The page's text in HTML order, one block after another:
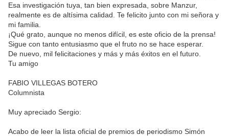
Esa investigación tuya, tan bien expresada, sobre Manzur,
realmente es de altísima calidad. Te felicito junto con mi señora y
mi familia.
¡Qué grato, aunque no menos difícil, es este oficio de la prensa!
Sigue con tanto entusiasmo que el fruto no se hace esperar.
De nuevo, mil felicitaciones y más y más éxitos en el futuro.
Tu amigo
FABIO VILLEGAS BOTERO
Columnista
Muy apreciado Sergio:
Acabo de leer la lista oficial de premios de periodismo Simón